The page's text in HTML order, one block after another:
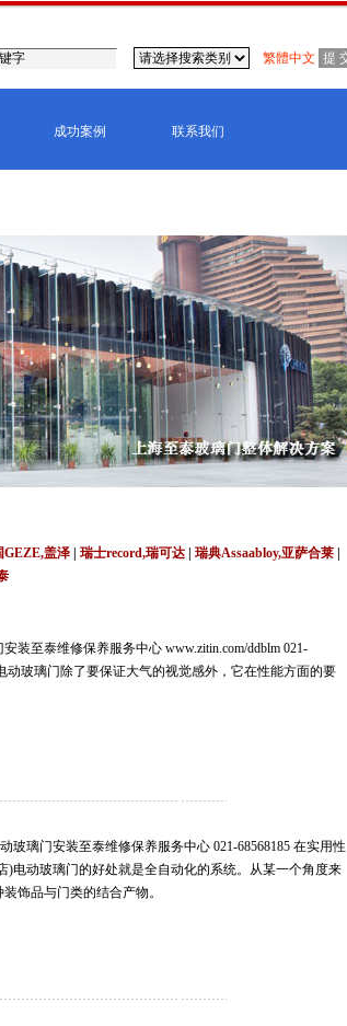
繁體中文
成功案例 联系我们
GEZE,盖泽 瑞士record,瑞可达 瑞典Assaabloy,亚萨合莱
装至泰维修保养服务中心 www.zitin.com/ddblm 021-
动玻璃门除了要保证大气的视觉感外，它在性能方面的要
玻璃门安装至泰维修保养服务中心 021-68568185 在实用性
)电动玻璃门的好处就是全自动化的系统。从某一个角度来
饰品与门类的结合产物。